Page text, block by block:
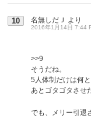
10 名無しだＪ より
2016年1月14日 7:44
>>9
そうだね。
5人体制だけは何
あとゴタゴタさせ
でも、メリー引退